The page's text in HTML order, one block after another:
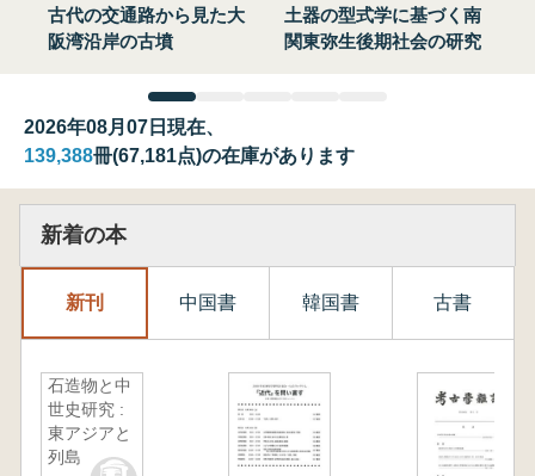
古代の交通路から見た大
阪湾沿岸の古墳
土器の型式学に基づく南
関東弥生後期社会の研究
2026年08月07日現在、
139,388冊(67,181点)の在庫があります
新着の本
新刊 中国書 韓国書 古書
石造物と中
世史研究 :
東アジアと
列島